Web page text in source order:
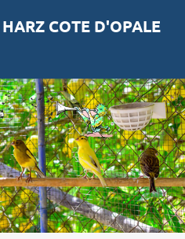
COTE D'OPALE